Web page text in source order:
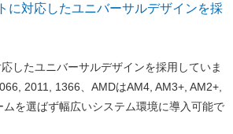
に対応したユニバーサルデザインを採
したユニバーサルデザインを採用していま
2011, 1366、AMDはAM4, AM3+, AM2+,
を選ばず幅広いシステム環境に導入可能で